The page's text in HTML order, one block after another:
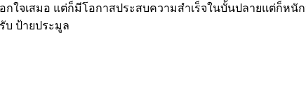
กใจเสมอ แต่ก็มีโอกาสประสบความสำเร็จในบั้นปลายแต่ก็หนั
บ ป้ายประมูล